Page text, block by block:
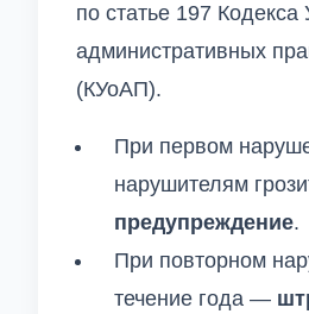
по статье 197
административных
(КУоАП).
При первом
нарушителям
предупреждение.
При повторном
течение года —